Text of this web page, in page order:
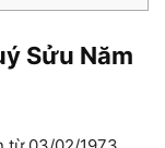
Sửu Năm